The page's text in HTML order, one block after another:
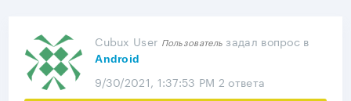
Cubux User Пользователь задал вопрос в
Android
9/30/2021, 1:37:53 PM 2 ответа